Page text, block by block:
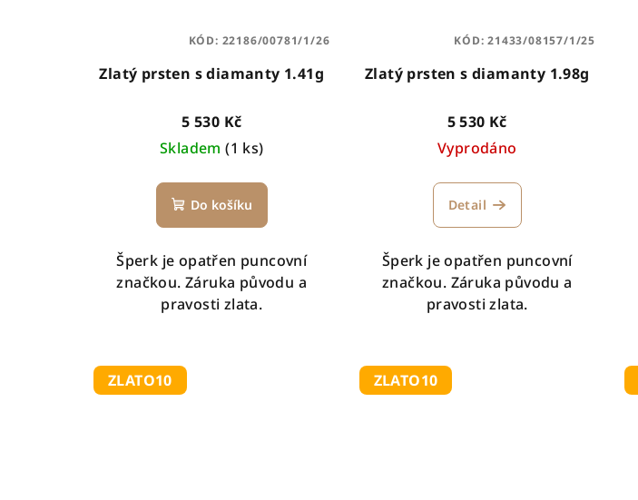
Zlatý prsten s diamanty 1.41g
5 530 Kč
Skladem(1 ks)
Do košíku
Šperk je opatřen puncovní
značkou. Záruka původu a
pravosti zlata.
KÓD: 22186/00781/1/26
Zlatý prsten s diamanty 1.98g
5 530 Kč
Vyprodáno
Detail
Šperk je opatřen puncovní
značkou. Záruka původu a
pravosti zlata.
KÓD:21433/08157/1/25
ZLATO10 ZLATO10